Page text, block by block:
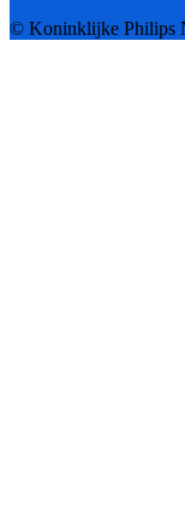
© Koninklijke Philips